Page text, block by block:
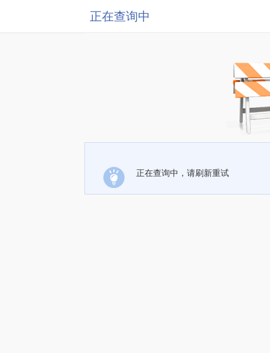
正在查询中
正在查询中，请刷新重试